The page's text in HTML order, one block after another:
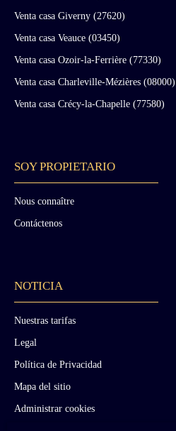
Venta casa Giverny (27620)
Venta casa Veauce (03450)
Venta casa Ozoir-la-Ferrière (77330)
Venta casa Charleville-Mézières (08000)
Venta casa Crécy-la-Chapelle (77580)
SOY PROPIETARIO
Nous connaître
Contáctenos
NOTICIA
Nuestras tarifas
Legal
Política de Privacidad
Mapa del sitio
Administrar cookies